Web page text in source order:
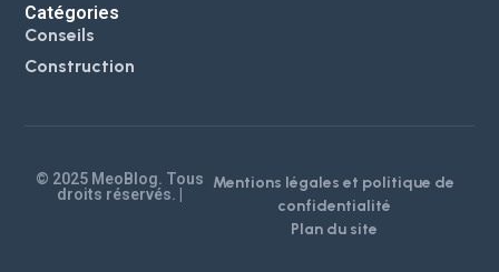
Catégories
Conseils
Construction
© 2025 MeoBlog. Tous
droits réservés. |
Mentions légales et politique de
confidentialité
Plan du site